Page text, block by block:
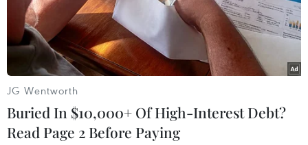
JG Wentworth
Buried In $10,000+ Of High-Interest Debt?
Read Page 2 Before Paying